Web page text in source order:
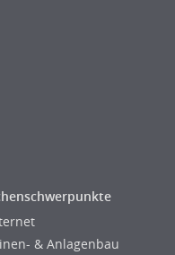
& Anlagenbau